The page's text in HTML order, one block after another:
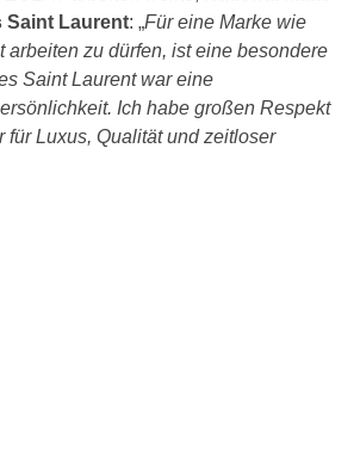
Saint Laurent: „Für eine Marke wie
arbeiten zu dürfen, ist eine besondere
Saint Laurent war eine
Ich habe großen Respekt
für Luxus, Qualität und zeitloser